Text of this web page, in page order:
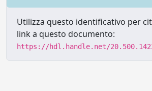
Utilizza questo identificativo per
link a questo documento:
https://hdl.handle.net/